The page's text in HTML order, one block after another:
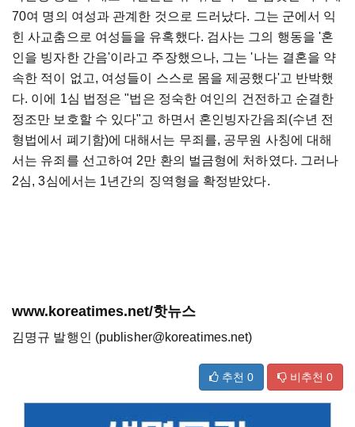
70여 명의 여성과 관계한 것으로 드러났다. 그는 군에서 익
힌 사교춤으로 여성들을 유혹했다. 검사는 그의 행동을 '혼
인을 빙자한 간음'이라고 주장했으나, 그는 '나는 결혼을 약
속한 적이 없고, 여성들이 스스로 몸을 제공했다'고 반박했
다. 이에 1심 법정은 "법은 정숙한 여인의 건전하고 순결한
정조만 보호할 수 있다"고 하면서 혼인빙자간음죄(수년 전
형법에서 폐기함)에 대해서는 무죄를, 공무원 사칭에 대해
서는 유죄를 선고하여 2만 환의 벌금형에 처하였다. 그러나
2심, 3심에서는 1년간의 징역형을 확정받았다.
www.koreatimes.net/핫뉴스
김명규 발행인 (publisher@koreatimes.net)
추천 0 비추천 0